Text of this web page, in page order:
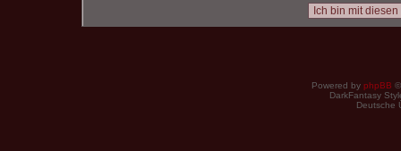
Powered by phpBB
DarkFantasy
Deutsche